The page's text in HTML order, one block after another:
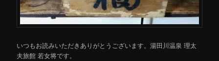
いつもお読みいただきありがとうございます。湯田川温泉 理太
夫旅館 若女将です。